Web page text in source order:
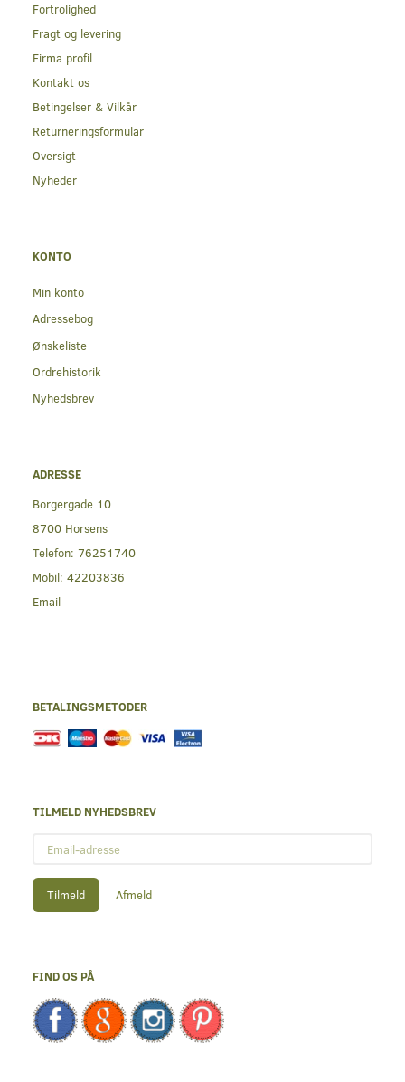
Fortrolighed
Fragt og levering
Firma profil
Kontakt os
Betingelser & Vilkår
Returneringsformular
Oversigt
Nyheder
KONTO
Min konto
Adressebog
Ønskeliste
Ordrehistorik
Nyhedsbrev
ADRESSE
Borgergade 10
8700 Horsens
Telefon: 76251740
Mobil: 42203836
Email
BETALINGSMETODER
TILMELD NYHEDSBREV
adresse
Tilmeld Afmeld
FIND OS PÅ